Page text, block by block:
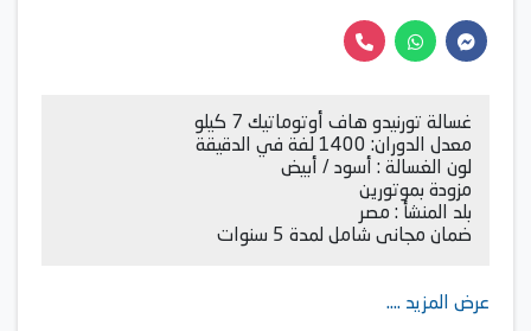
غسالة تورنيدو هاف أوتوماتيك 7 كيلو
معدل الدوران: 1400 لفة في الدقيقة
لون الغسالة : أسود / أبيض
مزودة بموتورين
بلد المنشأ : مصر
ضمان مجانى شامل لمدة 5 سنوات
عرض المزيد ....